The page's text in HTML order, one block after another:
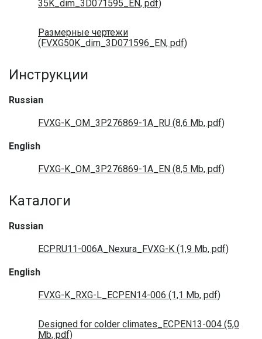
35K_dim_3D071595_EN, pdf)
Размерные чертежи
(FVXG50K_dim_3D071596_EN, pdf)
Инструкции
Russian
FVXG-K_OM_3P276869-1A_RU (8,6 Mb, pdf)
English
FVXG-K_OM_3P276869-1A_EN (8,5 Mb, pdf)
Каталоги
Russian
ECPRU11-006A_Nexura_FVXG-K (1,9 Mb, pdf)
English
FVXG-K_RXG-L_ECPEN14-006 (1,1 Mb, pdf)
Designed for colder climates_ECPEN13-004 (5,0
Mb, pdf)